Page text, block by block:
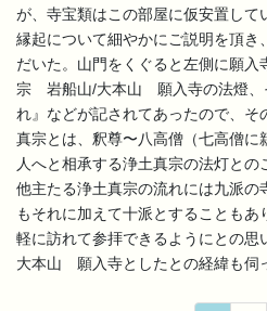
が、寺宝類はこの部屋に仮安置して
縁起について細やかにご説明を頂き
だいた。山門をくぐると左側に願
宗 岩船山/大本山 願入寺の法燈、
れ』などが記されてあったので、そ
真宗とは、釈尊〜八高僧（七高僧に
人へと相承する浄土真宗の法灯と
他主たる浄土真宗の流れには九派の
もそれに加えて十派とすることも
軽に訪れて参拝できるようにとの思
大本山 願入寺としたとの経緯も伺